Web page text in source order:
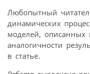
Любопытный
динамических
моделей, описанных
аналогичности
в статье.